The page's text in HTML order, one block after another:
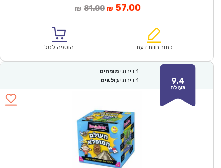
₪ 81.00המחיר
₪81.00.
₪ 57.00המחיר
הוא:
כתוב חוות דעת הוספה לסל
9.4
מעולה
1 דירוגי מומחים
1 דירוגי גולשים